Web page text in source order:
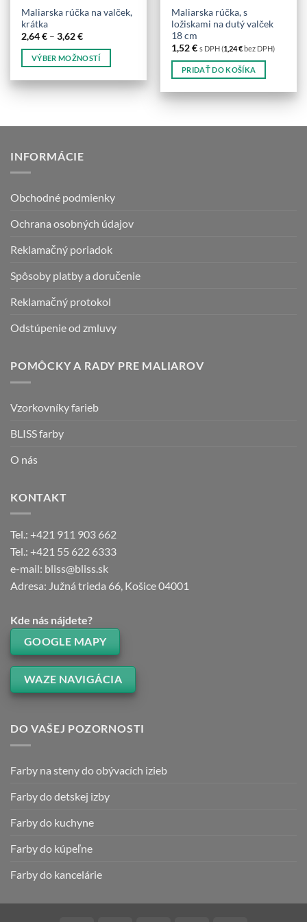
Maliarska rúčka na valček,
krátka
2,64€ – 3,62€Price
2,64 €
through
VÝBER MOŽNOSTÍ
produkt
si
môžete
na
Maliarska rúčka, s
ložiskami na dutý valček
18 cm
1,52€ s DPH (1,24€bez DPH)
PRIDAŤ DO KOŠÍKA
INFORMÁCIE
Obchodné podmienky
Ochrana osobných údajov
Reklamačný poriadok
Spôsoby platby a doručenie
Reklamačný protokol
Odstúpenie od zmluvy
POMÔCKY A RADY PRE MALIAROV
Vzorkovníky farieb
BLISS farby
O nás
KONTAKT
Tel.: +421 911 903 662
Tel.: +421 55 622 6333
e-mail: bliss@bliss.sk
Adresa: Južná trieda 66, Košice 04001
Kde nás nájdete?
GOOGLE MAPY
WAZE NAVIGÁCIA
DO VAŠEJ POZORNOSTI
Farby na steny do obývacích izieb
Farby do detskej izby
Farby do kuchyne
Farby do kúpeľne
Farby do kancelárie